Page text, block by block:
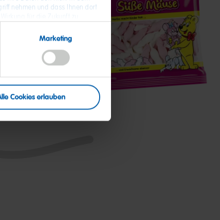
nehmen und dass Ihnen dort
Marketing
Cookies erlauben